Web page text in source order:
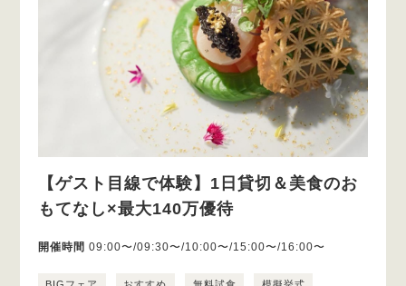
【ゲスト目線で体験】1日貸切＆美食のお
もてなし×最大140万優待
開催時間 09:00〜/09:30〜/10:00〜/15:00〜/16:00〜